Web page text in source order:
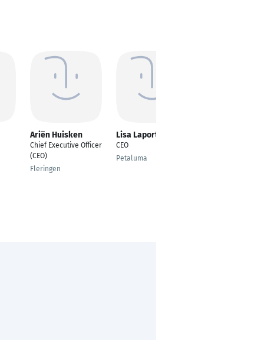
Ariën Huisken
Chief Executive Officer
(CEO)
Fleringen
Lisa Laporte
CEO
Petaluma